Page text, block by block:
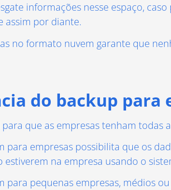
informações nesse espaço,
assim por diante.
no formato nuvem garante que
do backup para
que as empresas tenham todas
para empresas possibilita que os
na empresa usando o
para pequenas empresas, médios